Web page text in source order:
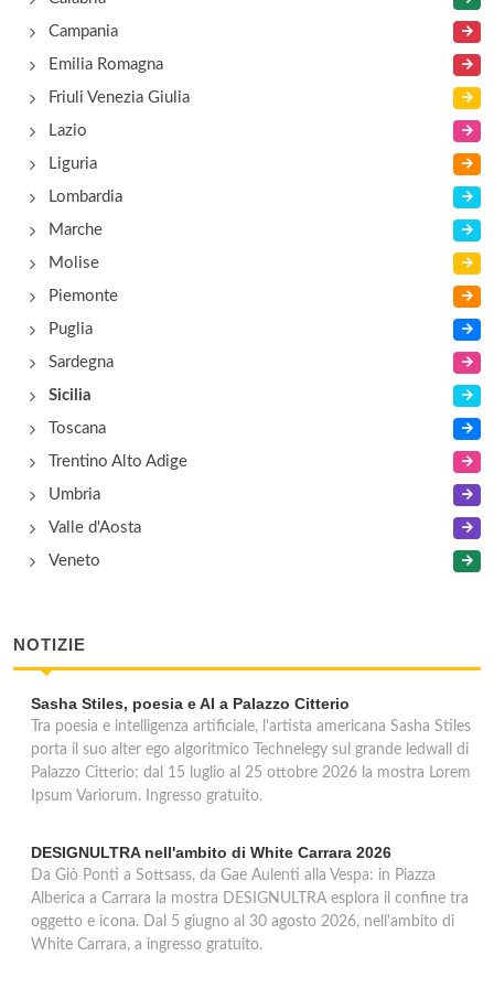
Campania
Emilia Romagna
Friuli Venezia Giulia
Lazio
Liguria
Lombardia
Marche
Molise
Piemonte
Puglia
Sardegna
Sicilia
Toscana
Trentino Alto Adige
Umbria
Valle d'Aosta
Veneto
NOTIZIE
Sasha Stiles, poesia e AI a Palazzo Citterio
Tra poesia e intelligenza artificiale, l'artista americana Sasha Stiles
porta il suo alter ego algoritmico Technelegy sul grande ledwall di
Palazzo Citterio: dal 15 luglio al 25 ottobre 2026 la mostra Lorem
Ipsum Variorum. Ingresso gratuito.
DESIGNULTRA nell'ambito di White Carrara 2026
Da Giò Ponti a Sottsass, da Gae Aulenti alla Vespa: in Piazza
Alberica a Carrara la mostra DESIGNULTRA esplora il confine tra
oggetto e icona. Dal 5 giugno al 30 agosto 2026, nell'ambito di
White Carrara, a ingresso gratuito.